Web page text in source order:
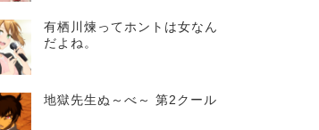
有栖川煉ってホントは女なん
だよね。
地獄先生ぬ～べ～ 第2クール